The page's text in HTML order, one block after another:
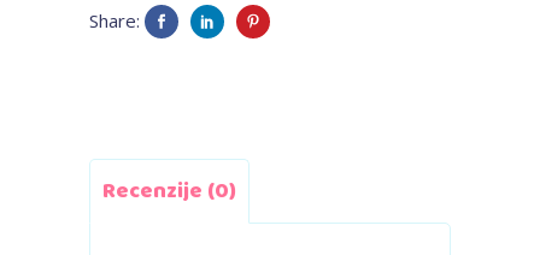
Share:
Recenzije (0)